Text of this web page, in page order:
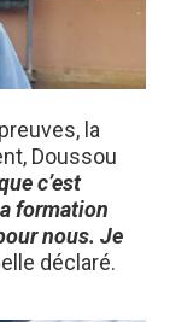
la
Doussou
c’est
formation
nous. Je
déclaré.